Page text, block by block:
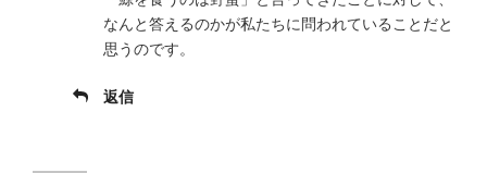
なんと答えるのかが私たちに問われていることだと
思うのです。
返信